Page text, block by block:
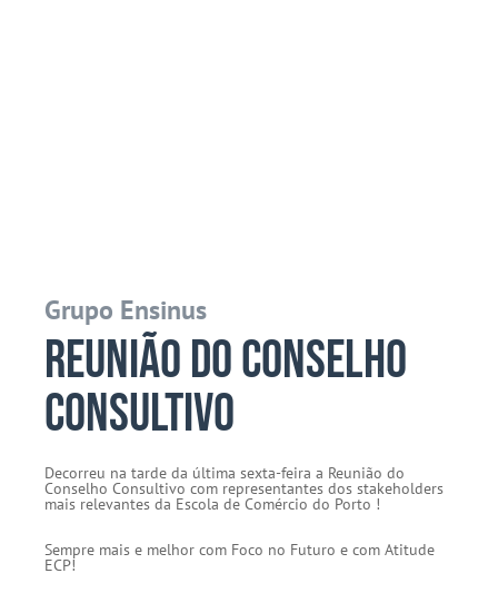
Grupo Ensinus
Reunião do Conselho
Consultivo
Decorreu na tarde da última sexta-feira a Reunião do
Conselho Consultivo com representantes dos stakeholders
mais relevantes da Escola de Comércio do Porto !
Sempre mais e melhor com Foco no Futuro e com Atitude
ECP!⁠